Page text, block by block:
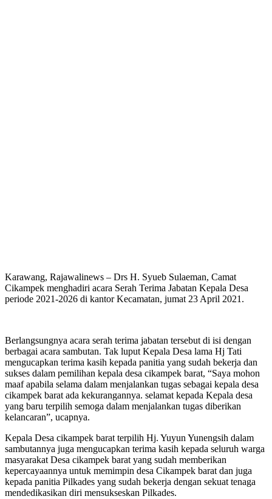
Karawang, Rajawalinews – Drs H. Syueb Sulaeman, Camat
Cikampek menghadiri acara Serah Terima Jabatan Kepala Desa
periode 2021-2026 di kantor Kecamatan, jumat 23 April 2021.
Berlangsungnya acara serah terima jabatan tersebut di isi dengan
berbagai acara sambutan. Tak luput Kepala Desa lama Hj Tati
mengucapkan terima kasih kepada panitia yang sudah bekerja dan
sukses dalam pemilihan kepala desa cikampek barat, “Saya mohon
maaf apabila selama dalam menjalankan tugas sebagai kepala desa
cikampek barat ada kekurangannya. selamat kepada Kepala desa
yang baru terpilih semoga dalam menjalankan tugas diberikan
kelancaran”, ucapnya.
Kepala Desa cikampek barat terpilih Hj. Yuyun Yunengsih dalam
sambutannya juga mengucapkan terima kasih kepada seluruh warga
masyarakat Desa cikampek barat yang sudah memberikan
kepercayaannya untuk memimpin desa Cikampek barat dan juga
kepada panitia Pilkades yang sudah bekerja dengan sekuat tenaga
mendedikasikan diri mensukseskan Pilkades.